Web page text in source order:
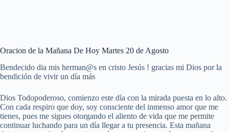
Oracion de la Mañana De Hoy Martes 20 de Agosto
Bendecido dia mis herman@s en cristo Jesús ! gracias mi Dios por la
bendición de vivir un día más
Dios Todopoderoso, comienzo este día con la mirada puesta en lo alto.
Con cada respiro que doy, soy consciente del inmenso amor que me
tienes, pues me sigues otorgando el aliento de vida que me permite
continuar luchando para un día llegar a tu presencia. Esta mañana